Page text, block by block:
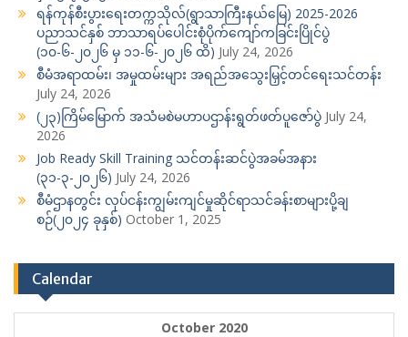
ရန်ကုန်စီးပွားရေးတက္ကသိုလ်(ရွာသာကြီးနယ်မြေ) 2025-2026
ပညာသင်နှစ် ဘာသာရပ်ပေါင်းစုံပိုက်ကျော်ကခြင်းပြိုင်ပွဲ
(၁၀-၆-၂၀၂၆ မှ ၁၁-၆-၂၀၂၆ ထိ) July 24, 2026
စီမံအရာထမ်း၊ အမှုထမ်းများ အရည်အသွေးမြှင့်တင်ရေးသင်တန်း
July 24, 2026
(၂၃)ကြိမ်မြောက် အသံမစဲမဟာပဌာန်းရွတ်ဖတ်ပူဇော်ပွဲ July 24,
2026
Job Ready Skill Training သင်တန်းဆင်ပွဲအခမ်အနား
(၃၁-၃-၂၀၂၆) July 24, 2026
စီမံဌာနတွင်း လုပ်ငန်းကျွမ်းကျင်မှုဆိုင်ရာသင်ခန်းစာများပို့ချ
စဉ်(၂၀၂၄ ခုနှစ်) October 1, 2025
Calendar
October 2020